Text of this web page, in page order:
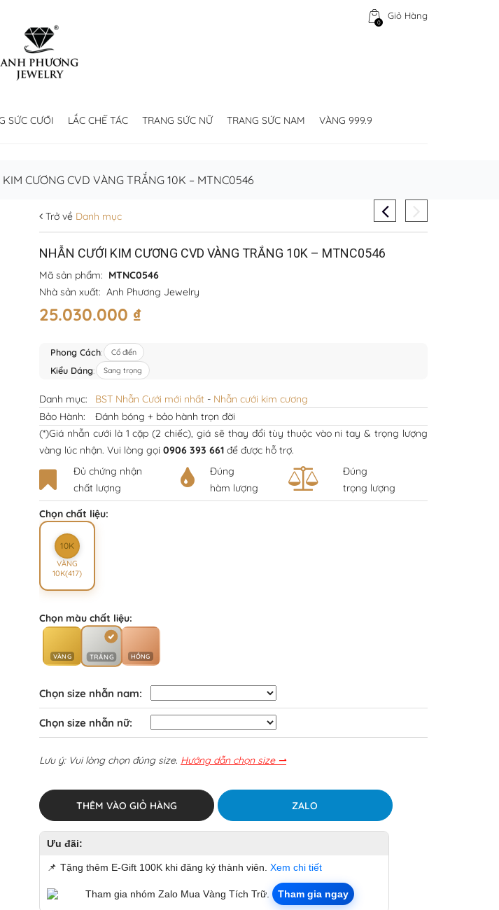
Giỏ Hàng
0
SỨC CƯỚI LẮC CHẾ TÁC TRANG SỨC NỮ TRANG SỨC NAM VÀNG 999.9
CƯƠNG CVD VÀNG TRẮNG 10K – MTNC0546
Trở về Danh mục
NHẪN CƯỚI KIM CƯƠNG CVD VÀNG TRẮNG 10K – MTNC0546
Mã sản phẩm: MTNC0546
Nhà sản xuất: Anh Phương Jewelry
25.030.000 ₫
Phong Cách: Cổ điển
Kiểu Dáng: Sang trọng
Danh mục: BST Nhẫn Cưới mới nhất - Nhẫn cưới kim cương
Bảo Hành:
Đánh bóng + bảo hành trọn đời
(*)Giá nhẫn cưới là 1 cặp (2 chiếc), giá sẽ thay đổi tùy thuộc vào ni tay & trọng lượng
vàng lúc nhận. Vui lòng gọi 0906 393 661 để được hỗ trợ.
Đủ chứng nhận
chất lượng
Đúng
hàm lượng
Đúng
trọng lượng
Chọn chất liệu:
10K
VÀNG
10K(417)
Chọn màu chất liệu:
VÀNG TRẮNG HỒNG
Chọn size nhẫn nam:
Chọn size nhẫn nữ:
Lưu ý: Vui lòng chọn đúng size. Hướng dẫn chọn size ⇀
THÊM VÀO GIỎ HÀNG ZALO
Ưu đãi:
📌 Tặng thêm E-Gift 100K khi đăng ký thành viên. Xem chi tiết
Tham gia nhóm Zalo Mua Vàng Tích Trữ. Tham gia ngay